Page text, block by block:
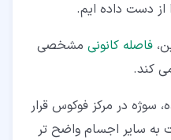
از دست داده ایم.
فاصله کانونی مشخصی
کند.
سوژه در مرکز فوکوس قرار
به سایر اجسام واضح تر